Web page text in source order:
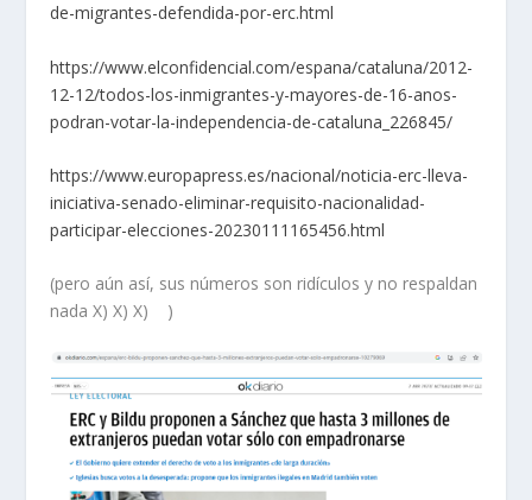
de-migrantes-defendida-por-erc.html
https://www.elconfidencial.com/espana/cataluna/2012-
12-12/todos-los-inmigrantes-y-mayores-de-16-anos-
podran-votar-la-independencia-de-cataluna_226845/
https://www.europapress.es/nacional/noticia-erc-lleva-
iniciativa-senado-eliminar-requisito-nacionalidad-
participar-elecciones-20230111165456.html
(pero aún así, sus números son ridículos y no respaldan
nada X) X) X) )